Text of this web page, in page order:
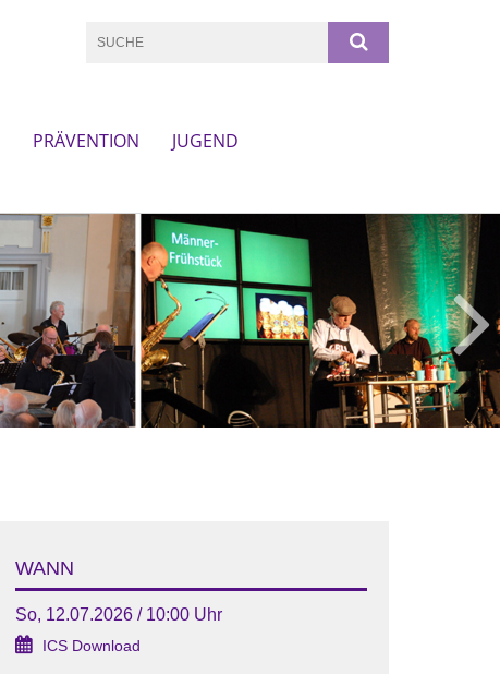
PRÄVENTION
JUGEND
WANN
So, 12.07.2026 / 10:00 Uhr
ICS Download